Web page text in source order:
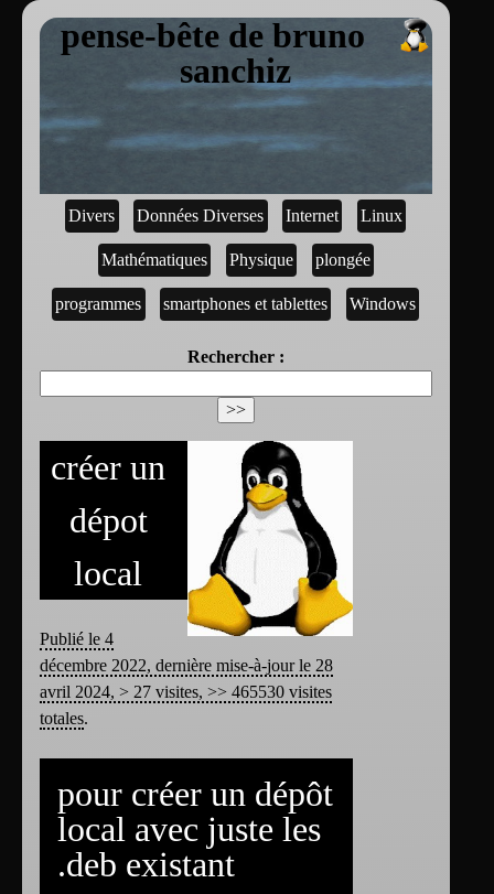
pense-bête de bruno
sanchiz
Divers Données Diverses Internet Linux
Mathématiques Physique plongée
programmes smartphones et tablettes Windows
Rechercher :
créer un
dépot
local
Publié le 4
décembre 2022, dernière mise-à-jour le 28
avril 2024, > 27 visites, >> 465530 visites
totales.
pour créer un dépôt
local avec juste les
.deb existant